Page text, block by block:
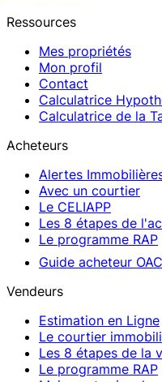
Ressources
Mes propriétés
Mon profil
Contact
Calculatrice
Calculatrice de la
Acheteurs
Alertes
Avec un courtier
Le CELIAPP
Les 8 étapes de
Le programme RAP
Guide acheteur
Vendeurs
Estimation en Ligne
Le courtier
Les 8 étapes de la
Le programme RAP